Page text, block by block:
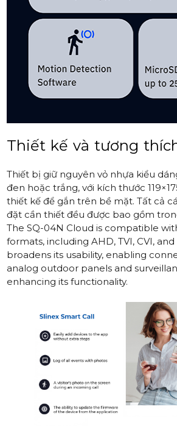
Thiết kế và tương
Thiết bị giữ nguyên vỏ nhựa kiểu
đen hoặc trắng, với kích thước
thiết kế để gắn trên bề mặt. Tất cả
đặt cần thiết đều được bao gồm
TheSQ-04N Cloud is compatible
formats, including AHD, TVI, CVI, and
broadens its usability, enabling
analog outdoor panels and
enhancing its functionality.